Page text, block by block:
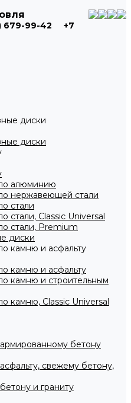
679-99-42
+7
диски
диски
алюминию
нержавеющей стали
стали
стали, Classic Universal
стали, Premium
диски
камню и асфальту
камню и асфальту
камню и строительным
камню, Classic Universal
бетону
свежему бетону,
и граниту